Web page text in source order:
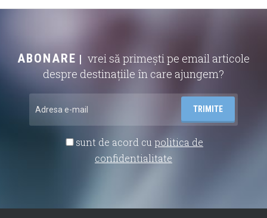
ABONARE
vrei să primești pe email articole
despre destinațiile în care ajungem?
sunt de acord cu politica de
confidentialitate